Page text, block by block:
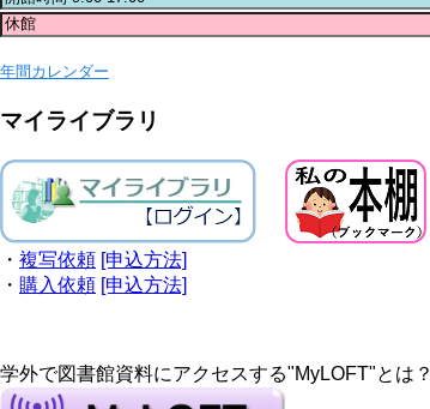
年間カレンダー
マイライブラリ
・ 複写依頼 [申込方法]
・ 購入依頼 [申込方法]
学外で図書館資料にアクセスする"MyLOFT"とは？